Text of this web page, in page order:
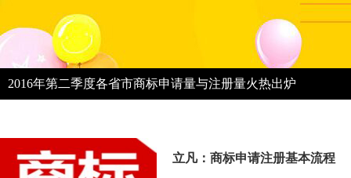
2016年第二季度各省市商标申请量与注册量火热出炉
立凡：商标申请注册基本流程